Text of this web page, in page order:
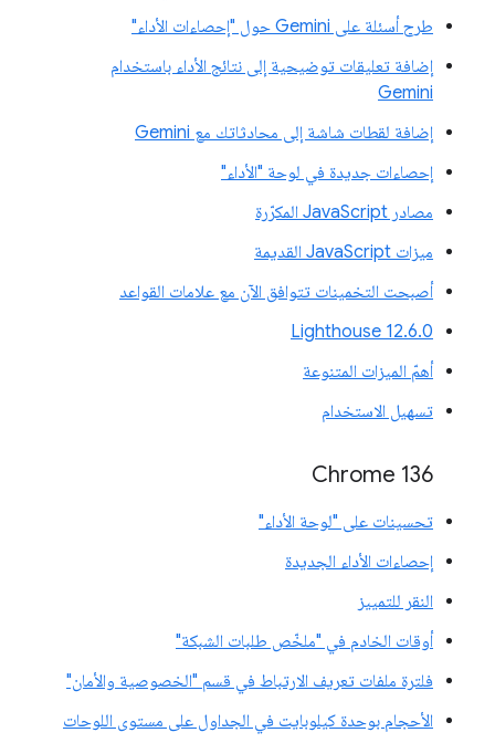
طرح أسئلة على Gemini حول "إحصاءات الأداء"
إضافة تعليقات توضيحية إلى نتائج الأداء باستخدام
Gemini
إضافة لقطات شاشة إلى محادثاتك مع Gemini
إحصاءات جديدة في لوحة "الأداء"
مصادر JavaScript المكرّرة
ميزات JavaScript القديمة
أصبحت التخمينات تتوافق الآن مع علامات القواعد
‫Lighthouse 12.6.0
أهمّ الميزات المتنوعة
تسهيل الاستخدام
Chrome 136
تحسينات على "لوحة الأداء"
إحصاءات الأداء الجديدة
النقر للتمييز
أوقات الخادم في "ملخّص طلبات الشبكة"
فلترة ملفات تعريف الارتباط في قسم "الخصوصية والأمان"
الأحجام بوحدة كيلوبايت في الجداول على مستوى اللوحات